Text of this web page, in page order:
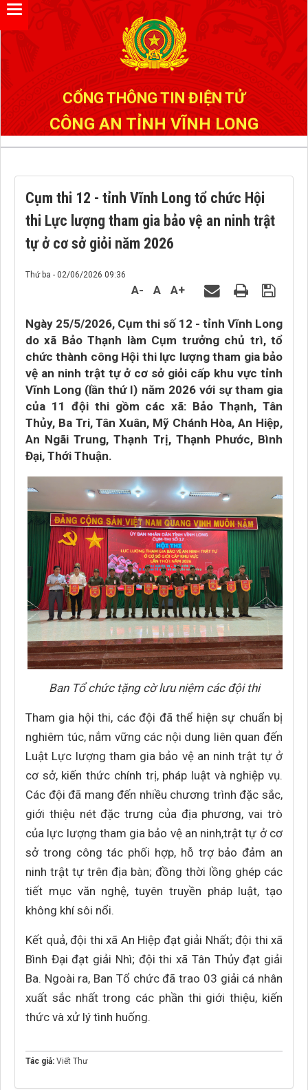
CỔNG THÔNG TIN ĐIỆN TỬ
CÔNG AN TỈNH VĨNH LONG
Cụm thi 12 - tỉnh Vĩnh Long tổ chức Hội
thi Lực lượng tham gia bảo vệ an ninh trật
tự ở cơ sở giỏi năm 2026
Thứ ba - 02/06/2026 09:36
A- A A+
Ngày 25/5/2026, Cụm thi số 12 - tỉnh Vĩnh Long
do xã Bảo Thạnh làm Cụm trưởng chủ trì, tổ
chức thành công Hội thi lực lượng tham gia bảo
vệ an ninh trật tự ở cơ sở giỏi cấp khu vực tỉnh
Vĩnh Long (lần thứ I) năm 2026 với sự tham gia
của 11 đội thi gồm các xã: Bảo Thạnh, Tân
Thủy, Ba Tri, Tân Xuân, Mỹ Chánh Hòa, An Hiệp,
An Ngãi Trung, Thạnh Trị, Thạnh Phước, Bình
Đại, Thới Thuận.
Ban Tổ chức tặng cờ lưu niệm các đội thi
Tham gia hội thi, các đội đã thể hiện sự chuẩn bị
nghiêm túc, nắm vững các nội dung liên quan đến
Luật Lực lượng tham gia bảo vệ an ninh trật tự ở
cơ sở, kiến thức chính trị, pháp luật và nghiệp vụ.
Các đội đã mang đến nhiều chương trình đặc sắc,
giới thiệu nét đặc trưng của địa phương, vai trò
của lực lượng tham gia bảo vệ an ninh,trật tự ở cơ
sở trong công tác phối hợp, hỗ trợ bảo đảm an
ninh trật tự trên địa bàn; đồng thời lồng ghép các
tiết mục văn nghệ, tuyên truyền pháp luật, tạo
không khí sôi nổi.
Kết quả, đội thi xã An Hiệp đạt giải Nhất; đội thi xã
Bình Đại đạt giải Nhì; đội thi xã Tân Thủy đạt giải
Ba. Ngoài ra, Ban Tổ chức đã trao 03 giải cá nhân
xuất sắc nhất trong các phần thi giới thiệu, kiến
thức và xử lý tình huống.
Tác giả: Viết Thư